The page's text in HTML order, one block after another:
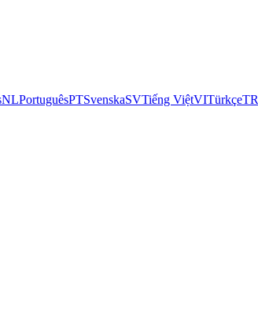
NLPortuguêsPTSvenskaSVTiếng ViệtVITürkçeTR